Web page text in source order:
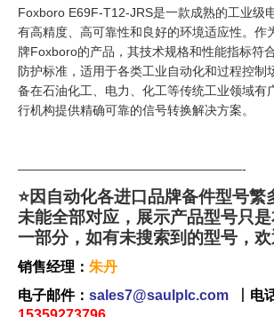
Foxboro E69F-T12-JRS是一款成熟的工业级
有高精度、高可靠性和良好的环境适应性。作
牌Foxboro的产品，其技术规格和性能指标符
防护标准，适用于各类工业自动化和过程控制
备在石油化工、电力、化工等传统工业领域有
行机构提供精确可靠的信号转换解决方案。
——————————————————-
⭐因自动化各进口品牌备件型号繁
未能全部对应，展示产品型号只
一部分，如有未搜索到的型号，欢
销售经理： 朱丹
电子邮件： sales7@saulplc.com
电